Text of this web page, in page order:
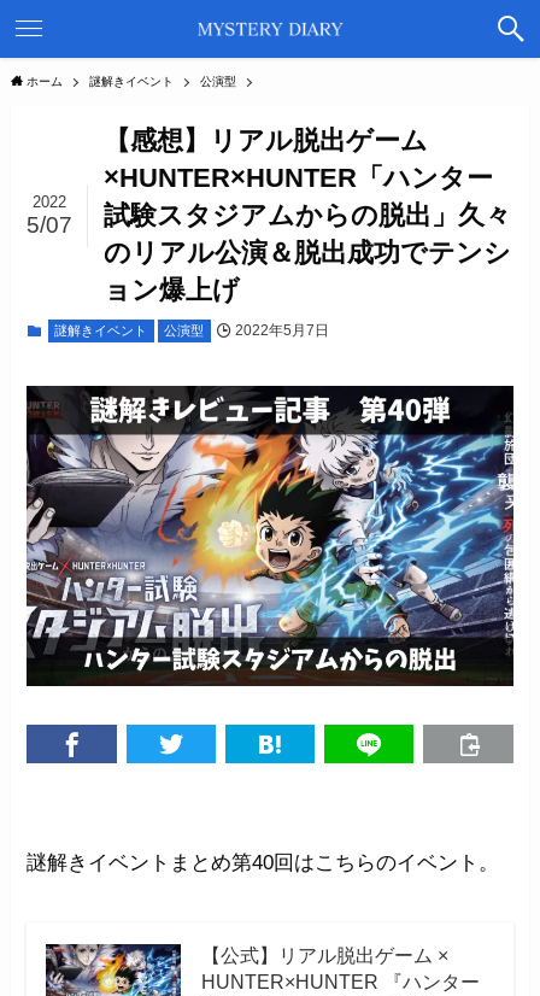
ホーム 謎解きイベント 公演型
【感想】リアル脱出ゲーム
×HUNTER×HUNTER「ハンター
試験スタジアムからの脱出」久々
のリアル公演＆脱出成功でテンシ
ョン爆上げ
2022
5/07
謎解きイベント 公演型 2022年5月7日
謎解きイベントまとめ第40回はこちらのイベント。
【公式】リアル脱出ゲーム ×
HUNTER×HUNTER 『ハンター